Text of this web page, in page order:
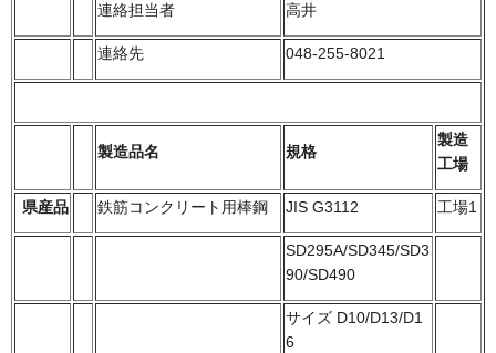
連絡担当者 高井
連絡先 048-255-8021
製造品名 規格
製造
工場
県産品 鉄筋コンクリート用棒鋼 JIS G3112 工場1
SD295A/SD345/SD3
90/SD490
サイズ D10/D13/D1
6